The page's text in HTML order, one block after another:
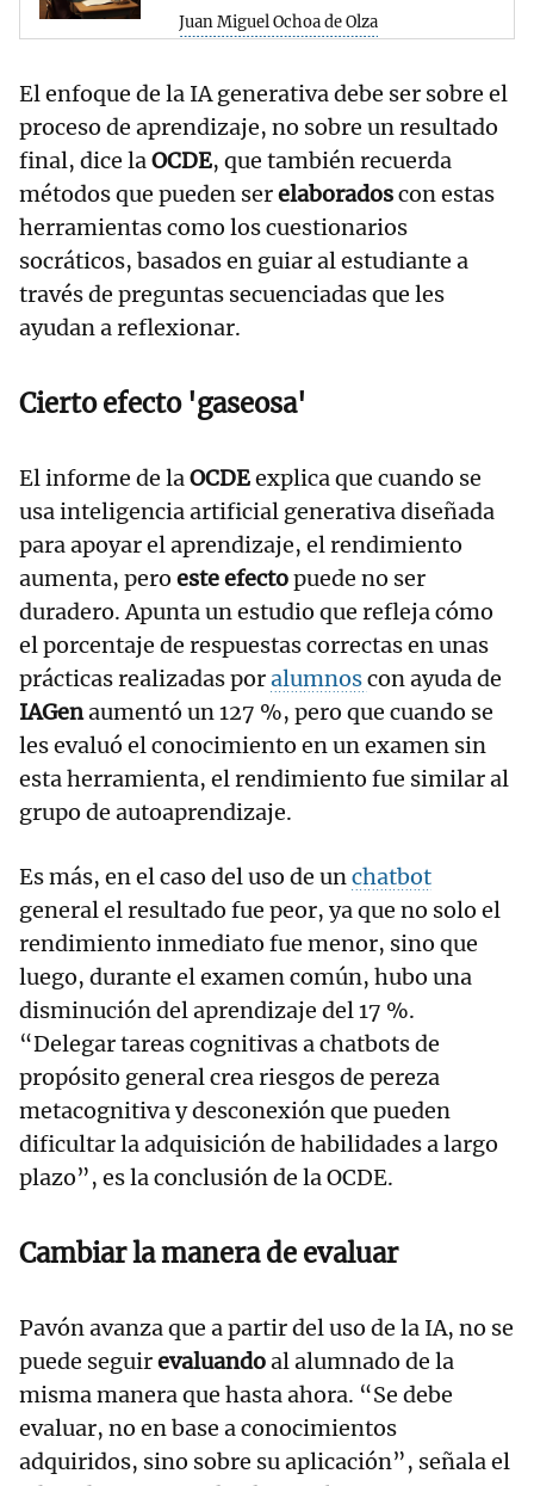
Juan Miguel Ochoa de Olza
El enfoque de la IA generativa debe ser sobre el
proceso de aprendizaje, no sobre un resultado
final, dice laOCDE, que también recuerda
métodos que pueden serelaboradoscon estas
herramientas como los cuestionarios
socráticos, basados en guiar al estudiante a
través de preguntas secuenciadas que les
ayudan a reflexionar.
Cierto efecto 'gaseosa'
El informe de laOCDEexplica que cuando se
usa inteligencia artificial generativa diseñada
para apoyar el aprendizaje, el rendimiento
aumenta, pero este efectopuede no ser
duradero. Apunta un estudio que refleja cómo
el porcentaje de respuestas correctas en unas
prácticas realizadas poralumnoscon ayuda de
IAGenaumentó un 127 %, pero que cuando se
les evaluó el conocimiento en un examen sin
esta herramienta, el rendimiento fue similar al
grupo de autoaprendizaje.
Es más, en el caso del uso de unchatbot
general el resultado fue peor, ya que no solo el
rendimiento inmediato fue menor, sino que
luego, durante el examen común, hubo una
disminución del aprendizaje del 17 %.
“Delegar tareas cognitivas a chatbots de
propósito general crea riesgos de pereza
metacognitiva y desconexión que pueden
dificultar la adquisición de habilidades a largo
plazo”, es la conclusión de la OCDE.
Cambiar la manera de evaluar
Pavón avanza que a partir del uso de la IA, no se
puede seguirevaluandoal alumnado de la
misma manera que hasta ahora. “Se debe
evaluar, no en base a conocimientos
adquiridos, sino sobre su aplicación”, señala el